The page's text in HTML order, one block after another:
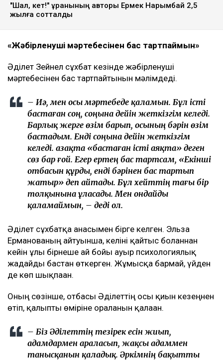
"Шал, кет!" ұранының авторы Ермек Нарымбай 2,5
жылға сотталды
«Жәбірленуші мәртебесінен бас тартпаймын»
Әділет Зейнел сұхбат кезінде жәбірленуші
мәртебесінен бас тартпайтынын мәлімдеді.
– Иә, мен осы мәртебеде қаламын. Бұл істі
бастаған соң, соңына дейін жеткізгім келеді.
Барлық жерге өзім барып, осының бәрін өзім
бастадым. Енді соңына дейін жеткізгім
келеді. Қазақта «бастаған істі аяқта» деген
сөз бар ғой. Егер ертең бас тартсам, «Екінші
отбасын құрды, енді бәрінен бас тартып
жатыр» деп айтады. Бұл хейттің тағы бір
толқынына ұласады. Мен ондайды
қаламаймын, – деді ол.
Әділет сұхбатқа анасымен бірге келген. Эльза
Ерманованың айтуынша, келіні қайтыс болғаннан
кейін ұлы бірнеше ай бойы ауыр психологиялық
жағдайды бастан өткерген. Жұмысқа бармай, үйден
де көп шықпаған.
Оның сөзінше, отбасы Әділеттің осы қиын кезеңнен
өтіп, қалыпты өміріне оралғанын қалаған.
– Біз Әділеттің тезірек есін жиып,
адамдармен араласып, жақсы адаммен
танысқанын қаладық. Әркімнің бақытты